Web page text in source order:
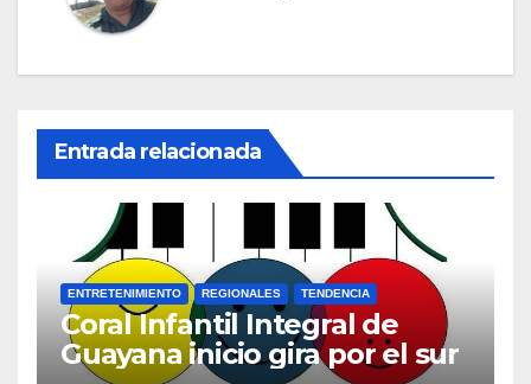
Entrada relacionada
ENTRETENIMIENTO REGIONALES TENDENCIA
Coral Infantil Integral de
Guayana inicio gira por el sur